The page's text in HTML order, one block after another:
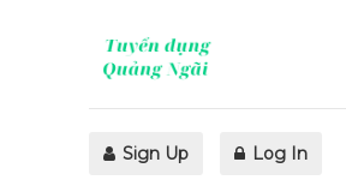
Sign Up Log In